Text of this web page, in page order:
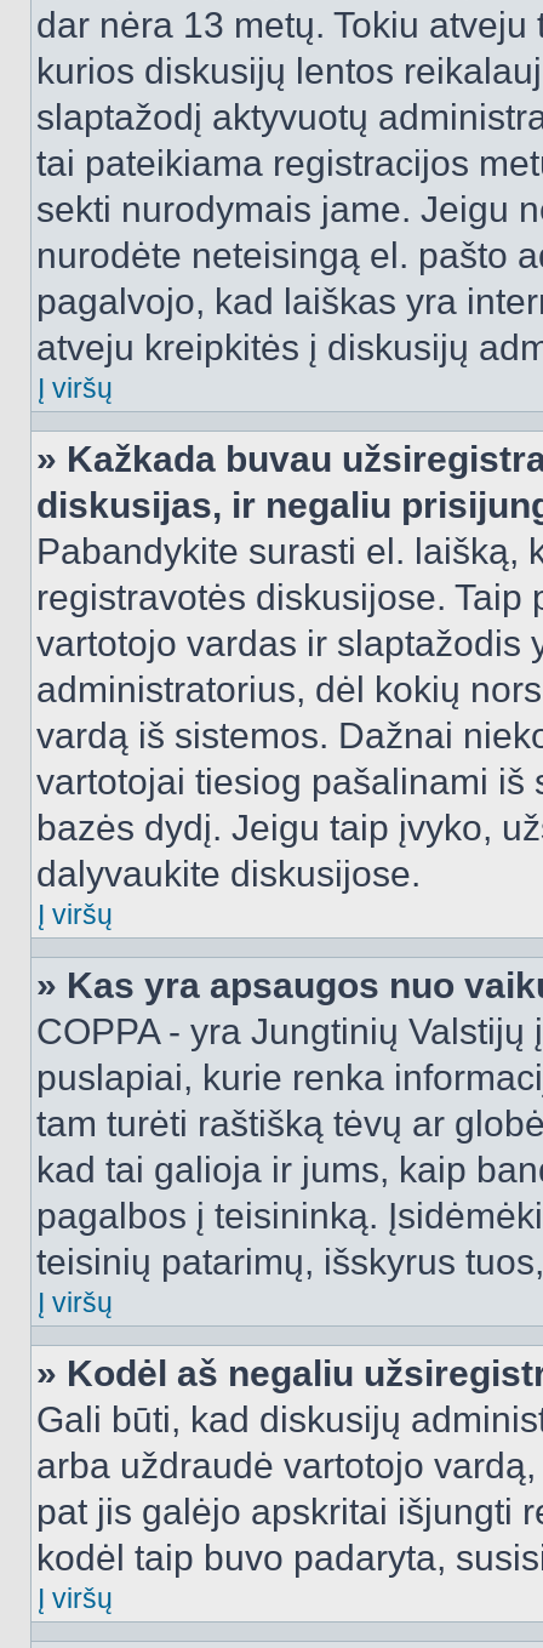
dar nėra 13 metų. Tokiu
kurios diskusijų lentos
slaptažodį aktyvuotų
tai pateikiama registracijos
sekti nurodymais jame. Jeigu
nurodėte neteisingą el. pašto
pagalvojo, kad laiškas yra
atveju kreipkitės į diskusijų
Į viršų
» Kažkada buvau
diskusijas, ir negaliu
Pabandykite surasti el. laišką,
registravotės diskusijose.
vartotojo vardas ir slaptažodis
administratorius, dėl kokių
vardą iš sistemos. Dažnai
vartotojai tiesiog pašalinami iš
bazės dydį. Jeigu taip įvyko,
dalyvaukite diskusijose.
Į viršų
» Kas yra apsaugos nuo
COPPA - yra Jungtinių
puslapiai, kurie renka
tam turėti raštišką tėvų ar
kad tai galioja ir jums, kaip
pagalbos į teisininką.
teisinių patarimų, išskyrus
Į viršų
» Kodėl aš negaliu
Gali būti, kad diskusijų
arba uždraudė vartotojo
pat jis galėjo apskritai išjungti
kodėl taip buvo padaryta,
Į viršų